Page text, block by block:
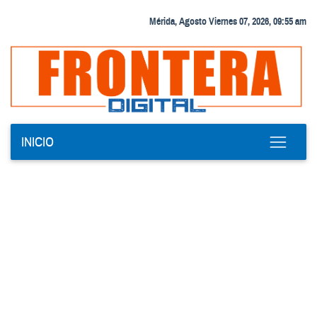
Mérida, Agosto Viernes 07, 2026, 09:55 am
INICIO